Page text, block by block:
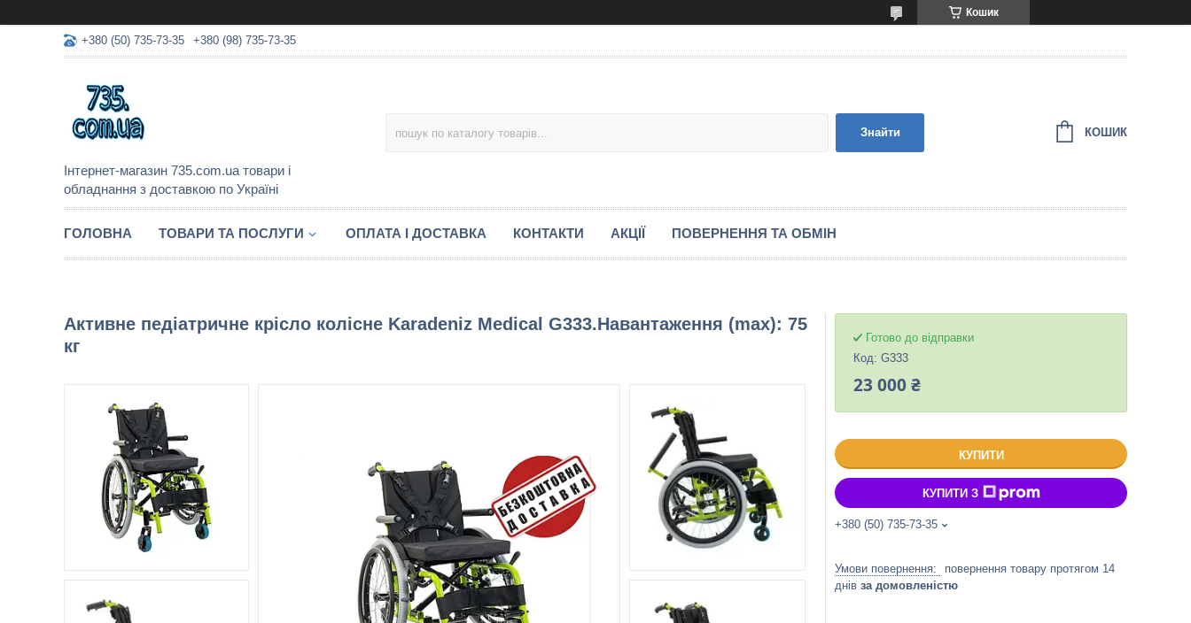
Кошик
+380 (50) 735-73-35 +380 (98) 735-73-35
Інтернет-магазин 735.com.ua товари і
обладнання з доставкою по Україні
Знайти КОШИК
ГОЛОВНА ТОВАРИ ТА ПОСЛУГИ ОПЛАТА І ДОСТАВКА КОНТАКТИ АКЦІЇ ПОВЕРНЕННЯ ТА ОБМІН
Активне педіатричне крісло колісне Karadeniz Medical G333.Навантаження (max): 75
кг
Готово до відправки
Код: G333
23 000 ₴
КУПИТИ
КУПИТИ З
+380 (50) 735-73-35
повернення товару протягом 14
днів за домовленістю